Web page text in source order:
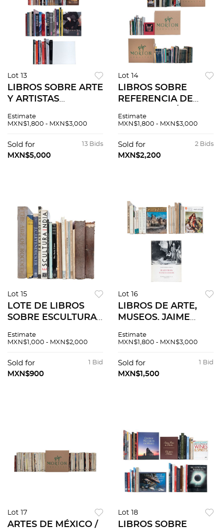
Lot 13
LIBROS SOBRE ARTE
Y ARTISTAS
hablar de arte a los
painting lessons
from the old... Pzs 67
Estimate
MXN$1,800 - MXN$3,000
13 Bids
Sold for
MXN$5,000
Lot 14
LIBROS SOBRE
REFERENCIA DE
HISTORIA DEL ARTE
REFERENCIA DE
BIBLIOGRAFÍA,
Estimate
MXN$1,800 - MXN$3,000
2 Bids
Sold for
MXN$2,200
Lot 15
LOTE DE LIBROS
SOBRE ESCULTURA
Pzs 20
Estimate
MXN$1,000 - MXN$2,000
1 Bid
Sold for
MXN$900
Lot 16
LIBROS DE ARTE,
MUSEOS. JAIME
MAESTROS
MÉXICO, 1962.
Firmado y dedicado
Estimate
MXN$1,800 - MXN$3,000
1 Bid
Sold for
MXN$1,500
Lot 17
ARTES DE MÉXICO /
Lot 18
LIBROS SOBRE